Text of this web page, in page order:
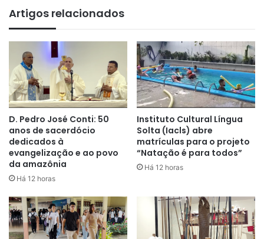
Artigos relacionados
D. Pedro José Conti: 50
anos de sacerdócio
dedicados à
evangelização e ao povo
da amazônia
Há 12 horas
Instituto Cultural Língua
Solta (Iacls) abre
matrículas para o projeto
“Natação é para todos”
Há 12 horas